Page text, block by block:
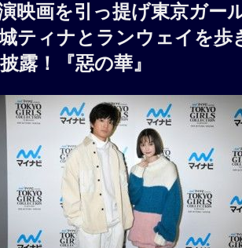
映画を引っ提げ東京ガー
ティナとランウェイを歩
露！『惡の華』